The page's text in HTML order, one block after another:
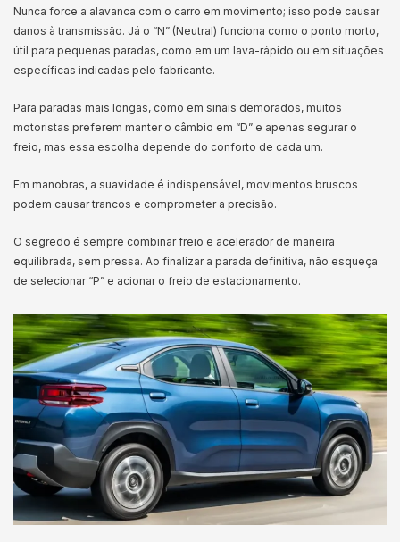
Nunca force a alavanca com o carro em movimento; isso pode causar
danos à transmissão. Já o “N” (Neutral) funciona como o ponto morto,
útil para pequenas paradas, como em um lava-rápido ou em situações
específicas indicadas pelo fabricante.
Para paradas mais longas, como em sinais demorados, muitos
motoristas preferem manter o câmbio em “D” e apenas segurar o
freio, mas essa escolha depende do conforto de cada um.
Em manobras, a suavidade é indispensável, movimentos bruscos
podem causar trancos e comprometer a precisão.
O segredo é sempre combinar freio e acelerador de maneira
equilibrada, sem pressa. Ao finalizar a parada definitiva, não esqueça
de selecionar “P” e acionar o freio de estacionamento.